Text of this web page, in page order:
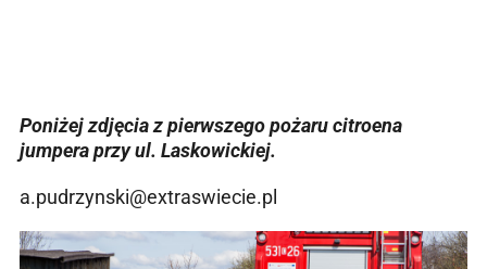
Poniżej zdjęcia z pierwszego pożaru citroena
jumpera przy ul. Laskowickiej.
a.pudrzynski@extraswiecie.pl